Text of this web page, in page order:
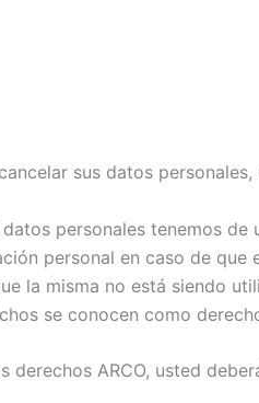
sus datos personales,
personales tenemos
personal en caso de
la misma no está siendo
se conocen como
derechos ARCO, usted